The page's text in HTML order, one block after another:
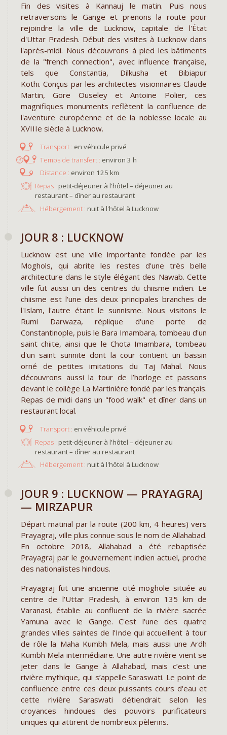
Fin des visites à Kannauj le matin. Puis nous
retraversons le Gange et prenons la route pour
rejoindre la ville de Lucknow, capitale de l'État
d'Uttar Pradesh. Début des visites à Lucknow dans
l'après-midi. Nous découvrons à pied les bâtiments
de la "french connection", avec influence française,
tels que Constantia, Dilkusha et Bibiapur
Kothi. Conçus par les architectes visionnaires Claude
Martin, Gore Ouseley et Antoine Polier, ces
magnifiques monuments reflètent la confluence de
l'aventure européenne et de la noblesse locale au
XVIIIe siècle à Lucknow.
en véhicule privé
environ 3 h
environ 125 km
Repas : petit-déjeuner à l'hôtel – déjeuner au
restaurant – dîner au restaurant
Hébergement : nuit à l'hôtel à Lucknow
JOUR 8 : LUCKNOW
Lucknow est une ville importante fondée par les
Moghols, qui abrite les restes d'une très belle
architecture dans le style élégant des Nawab. Cette
ville fut aussi un des centres du chiisme indien. Le
chiisme est l'une des deux principales branches de
l'Islam, l'autre étant le sunnisme. Nous visitons le
Rumi Darwaza, réplique d'une porte de
Constantinople, puis le Bara Imambara, tombeau d'un
saint chiite, ainsi que le Chota Imambara, tombeau
d'un saint sunnite dont la cour contient un bassin
orné de petites imitations du Taj Mahal. Nous
découvrons aussi la tour de l’horloge et passons
devant le collège La Martinière fondé par les français.
Repas de midi dans un "food walk" et dîner dans un
restaurant local.
en véhicule privé
Repas : petit-déjeuner à l'hôtel – déjeuner au
restaurant – dîner au restaurant
Hébergement : nuit à l'hôtel à Lucknow
JOUR 9 : LUCKNOW — PRAYAGRAJ
— MIRZAPUR
Départ matinal par la route (200 km, 4 heures) vers
Prayagraj, ville plus connue sous le nom de Allahabad.
En octobre 2018, Allahabad a été rebaptisée
Prayagraj par le gouvernement indien actuel, proche
des nationalistes hindous.
Prayagraj fut une ancienne cité moghole située au
centre de l'Uttar Pradesh, à environ 135 km de
Varanasi, établie au confluent de la rivière sacrée
Yamuna avec le Gange. C'est l'une des quatre
grandes villes saintes de l’Inde qui accueillent à tour
de rôle la Maha Kumbh Mela, mais aussi une Ardh
Kumbh Mela intermédiaire. Une autre rivière vient se
jeter dans le Gange à Allahabad, mais c’est une
rivière mythique, qui s’appelle Saraswati. Le point de
confluence entre ces deux puissants cours d'eau et
cette rivière Saraswati détiendrait selon les
croyances hindoues des pouvoirs purificateurs
uniques qui attirent de nombreux pèlerins.